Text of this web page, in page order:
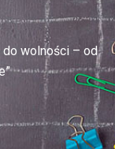
do wolności – od